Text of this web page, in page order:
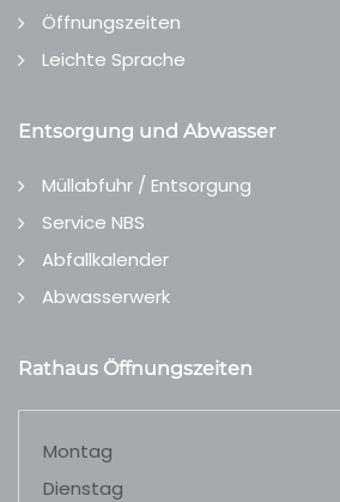
Öffnungszeiten
Leichte Sprache
Entsorgung und Abwasser
Müllabfuhr / Entsorgung
Service NBS
Abfallkalender
Abwasserwerk
Rathaus Öffnungszeiten
Montag
Dienstag